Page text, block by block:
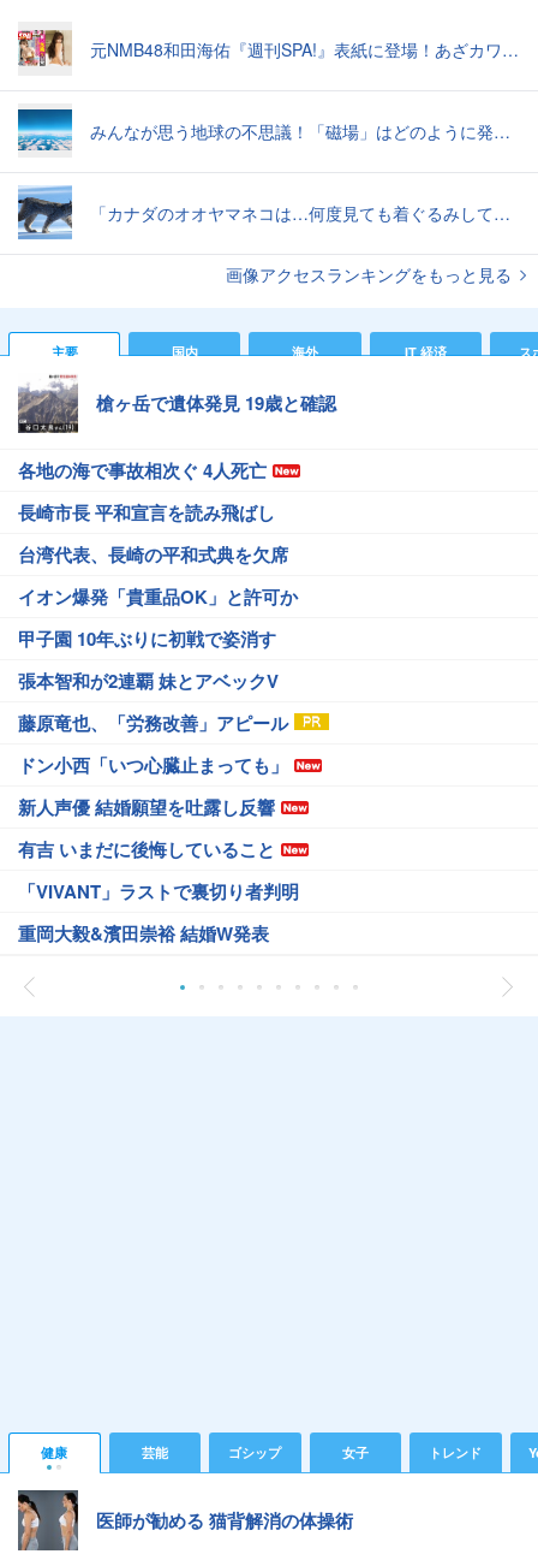
元NMB48和田海佑『週刊SPA!』表紙に登場！あざカワ新婚生活グラビアで読者全員TKO負け♡
みんなが思う地球の不思議！「磁場」はどのように発生したのか？【地学の話】
「カナダのオオヤマネコは…何度見ても着ぐるみしてる感じがぬぐえない」中に人間が入ってそうな写真いろいろ
画像アクセスランキングをもっと見る
主要 国内 海外 IT 経済 ス
槍ヶ岳で遺体発見 19歳と確認
各地の海で事故相次ぐ 4人死亡
長崎市長 平和宣言を読み飛ばし
台湾代表、長崎の平和式典を欠席
イオン爆発「貴重品OK」と許可か
甲子園 10年ぶりに初戦で姿消す
張本智和が2連覇 妹とアベックV
藤原竜也、「労務改善」アピール
ドン小西「いつ心臓止まっても」
新人声優 結婚願望を吐露し反響
有吉 いまだに後悔していること
「VIVANT」ラストで裏切り者判明
重岡大毅&濱田崇裕 結婚W発表
健康 芸能 ゴシップ 女子 トレンド
医師が勧める 猫背解消の体操術